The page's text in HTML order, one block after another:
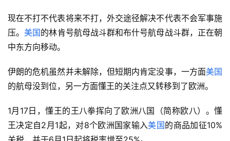
现在不打不代表将来不打，外交途径解决不代表不会军事施
压。美国的林肯号航母战斗群和布什号航母战斗群，正在朝
中东方向移动。
伊朗的危机虽然并未解除，但短期内肯定没事，一方面美国
的航母没到位，另一方面懂王的关注点又转移到了欧洲。
1月17日，懂王的王八拳挥向了欧洲八国（简称欧八）。懂
王决定自2月1起，对8个欧洲国家输入美国的商品加征10%